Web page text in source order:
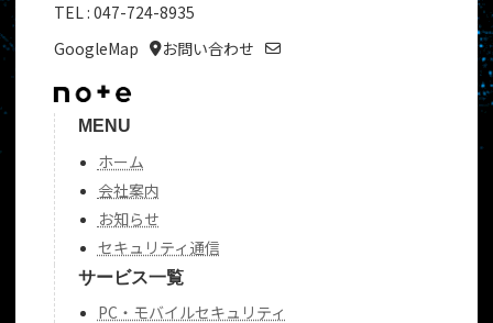
TEL : 047-724-8935
GoogleMap
お問い合わせ
MENU
ホーム
会社案内
お知らせ
セキュリティ通信
サービス一覧
PC・モバイルセキュリティ